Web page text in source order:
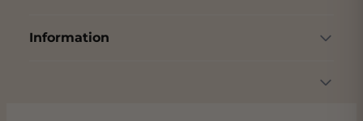
Information